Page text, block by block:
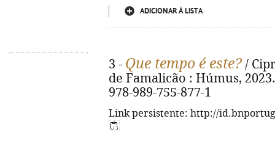
ADICIONAR À LISTA
3 - Que tempo é este? /
de Famalicão : Húmus,
978-989-755-877-1
Link persistente: http://